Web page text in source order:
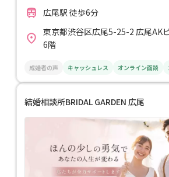
広尾駅 徒歩6分
東京都渋谷区広尾5-25-2 広尾AK
6階
成婚者の声 キャッシュレス オンライン面談
結婚相談所BRIDAL GARDEN 広尾